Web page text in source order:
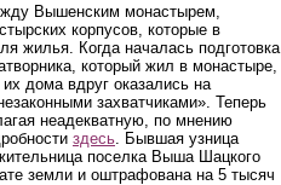
Вышенским монастырем,
корпусов, которые в
жилья. Когда началась подготовка
который жил в монастыре,
дома вдруг оказались на
захватчиками». Теперь
неадекватную, по мнению
здесь . Бывшая узница
поселка Выша Шацкого
земли и оштрафована на 5 тысяч